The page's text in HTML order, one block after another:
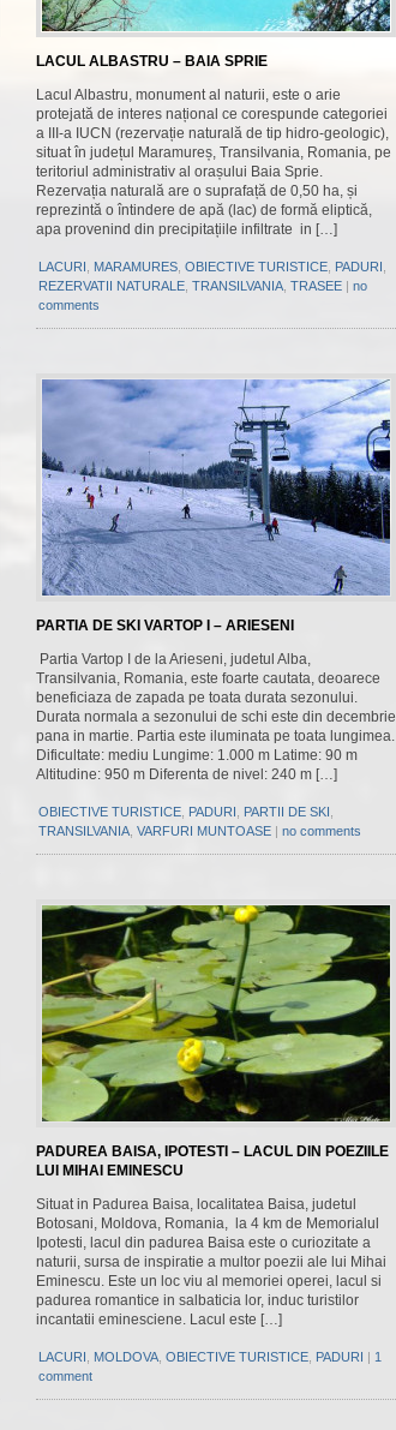
LACUL ALBASTRU – BAIA SPRIE
Lacul Albastru, monument al naturii, este o arie
protejată de interes național ce corespunde categoriei
a III-a IUCN (rezervație naturală de tip hidro-geologic),
situat în județul Maramureș, Transilvania, Romania, pe
teritoriul administrativ al orașului Baia Sprie.
Rezervația naturală are o suprafață de 0,50 ha, și
reprezintă o întindere de apă (lac) de formă eliptică,
apa provenind din precipitațiile infiltrate in […]
LACURI MARAMURES OBIECTIVE TURISTICE PADURI
REZERVATII NATURALE TRANSILVANIA TRASEE | no
comments
PARTIA DE SKI VARTOP I – ARIESENI
Partia Vartop I de la Arieseni, judetul Alba,
Transilvania, Romania, este foarte cautata, deoarece
beneficiaza de zapada pe toata durata sezonului.
Durata normala a sezonului de schi este din decembrie
pana in martie. Partia este iluminata pe toata lungimea.
Dificultate: mediu Lungime: 1.000 m Latime: 90 m
Altitudine: 950 m Diferenta de nivel: 240 m […]
OBIECTIVE TURISTICE PADURI PARTII DE SKI
TRANSILVANIA VARFURI MUNTOASE | no comments
PADUREA BAISA, IPOTESTI – LACUL DIN POEZIILE
LUI MIHAI EMINESCU
Situat in Padurea Baisa, localitatea Baisa, judetul
Botosani, Moldova, Romania, la 4 km de Memorialul
Ipotesti, lacul din padurea Baisa este o curiozitate a
naturii, sursa de inspiratie a multor poezii ale lui Mihai
Eminescu. Este un loc viu al memoriei operei, lacul si
padurea romantice in salbaticia lor, induc turistilor
incantatii eminesciene. Lacul este […]
LACURI MOLDOVA OBIECTIVE TURISTICE PADURI | 1
comment